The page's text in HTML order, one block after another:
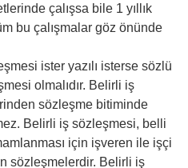
çalışsa bile 1 yıllık
bu çalışmalar göz önünde
ister yazılı isterse sözlü
olmalıdır. Belirli iş
sözleşme bitiminde
Belirli iş sözleşmesi, belli
için işveren ile işçi
sözleşmelerdir. Belirli iş